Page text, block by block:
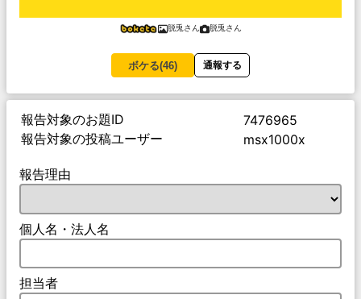
脱兎さん 脱兎さん
ボケる(46) 通報する
報告対象のお題ID
7476965
報告対象の投稿ユーザー
msx1000x
報告理由
個人名・法人名
担当者